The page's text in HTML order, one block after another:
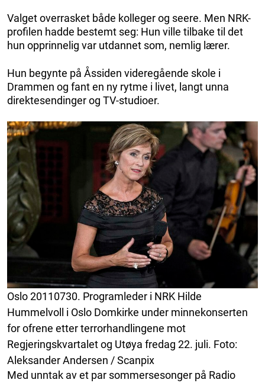
Valget overrasket både kolleger og seere. Men NRK-
profilen hadde bestemt seg: Hun ville tilbake til det
hun opprinnelig var utdannet som, nemlig lærer.
Hun begynte på Åssiden videregående skole i
Drammen og fant en ny rytme i livet, langt unna
direktesendinger og TV-studioer.
Oslo 20110730. Programleder i NRK Hilde
Hummelvoll i Oslo Domkirke under minnekonserten
for ofrene etter terrorhandlingene mot
Regjeringskvartalet og Utøya fredag 22. juli. Foto:
Aleksander Andersen / Scanpix
Med unntak av et par sommersesonger på Radio